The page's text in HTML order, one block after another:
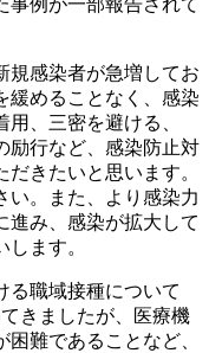
事例が一部報告されて
感染者が急増してお
緩めることなく、感染
、三密を避ける、
励行など、感染防止対
きたいと思います。
い。また、より感染力
進み、感染が拡大して
ます。
職域接種について
きましたが、医療機
難であることなど、